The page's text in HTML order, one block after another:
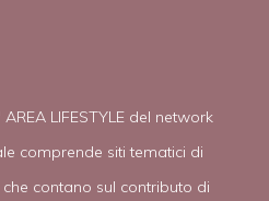
LIFESTYLE del network
comprende siti tematici di
contano sul contributo di